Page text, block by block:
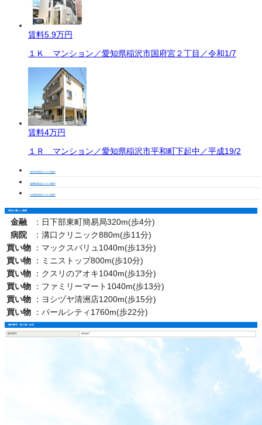
賃料5.9万円
１Ｋ マンション／愛知県稲沢市国府宮２丁目／令和1/7
賃料4万円
１Ｒ マンション／愛知県稲沢市平和町下起中／平成19/2
稲沢市周辺の１Ｋの物件
清洲駅周辺の１Ｋの物件
大里駅周辺の１Ｋの物件
周辺の暮らし情報
金融 ： 日下部東町簡易局320m(歩4分)
病院
： 溝口クリニック880m(歩11分)
買い物
： マックスバリュ1040m(歩13分)
買い物
： ミニストップ800m(歩10分)
買い物
： クスリのアオキ1040m(歩13分)
買い物
： ファミリーマート1040m(歩13分)
買い物
： ヨシヅヤ清洲店1200m(歩15分)
買い物
： パールシティ1760m(歩22分)
物件番号・取り扱い支店
物件番号 6001047